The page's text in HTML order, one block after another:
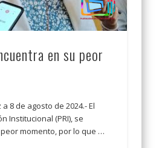
en su peor
8 de agosto de 2024.- El
Institucional (PRI), se
momento, por lo que …